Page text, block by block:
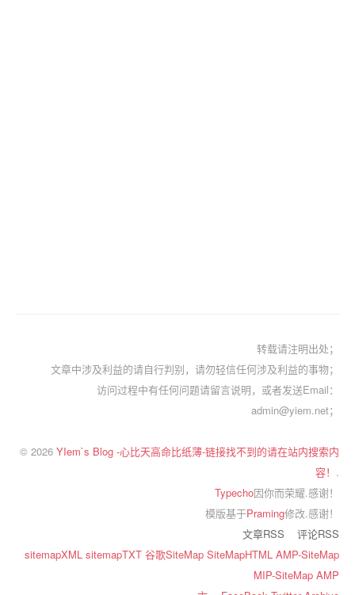
转载请注明出处；
文章中涉及利益的请自行判别，请勿轻信任何涉及利益的事物；
访问过程中有任何问题请留言说明，或者发送Email：
admin@yiem.net；
© 2026 YIem`s Blog -心比天高命比纸薄-链接找不到的请在站内搜索内
容！ .
Typecho因你而荣耀.感谢！
模版基于Praming修改.感谢！
文章RSS
评论RSS
sitemapXML sitemapTXT 谷歌SiteMap SiteMapHTML AMP-SiteMap
MIP-SiteMap AMP